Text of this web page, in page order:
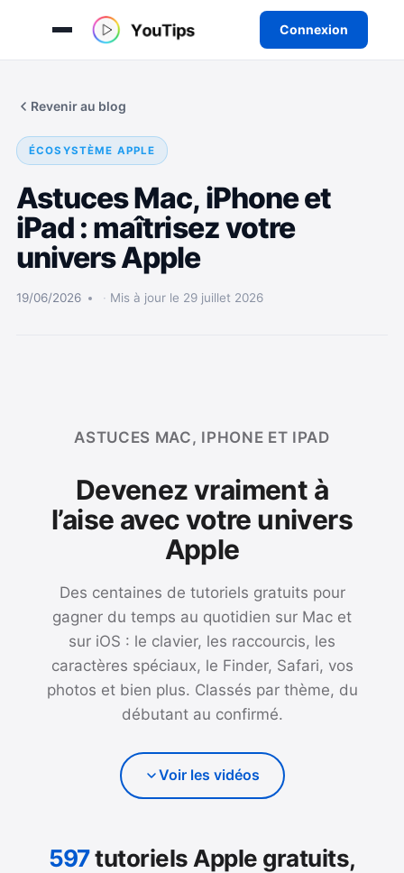
Connexion
Revenir au blog
ÉCOSYSTÈME APPLE
Astuces Mac, iPhone et
iPad : maîtrisez votre
univers Apple
19/06/2026 Mis à jour le 29 juillet 2026
ASTUCES MAC, IPHONE ET IPAD
Devenez vraiment à
l’aise avec votre univers
Apple
Des centaines de tutoriels gratuits pour
gagner du temps au quotidien sur Mac et
sur iOS : le clavier, les raccourcis, les
caractères spéciaux, le Finder, Safari, vos
photos et bien plus. Classés par thème, du
débutant au confirmé.
Voir les vidéos
597tutoriels Apple gratuits,